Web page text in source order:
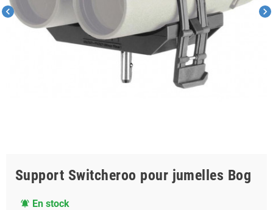
chevron_left chevron_right
Support Switcheroo pour jumelles Bog
notifications_active En stock